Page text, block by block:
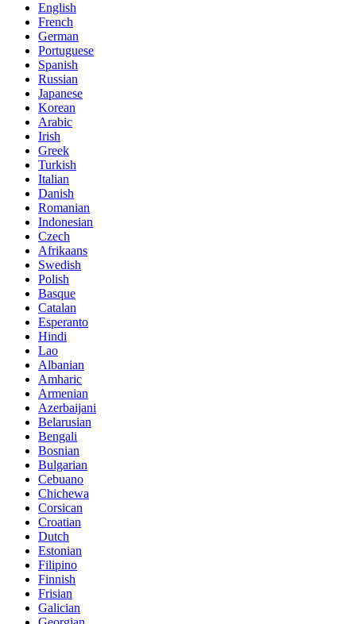
English
French
German
Portuguese
Spanish
Russian
Japanese
Korean
Arabic
Irish
Greek
Turkish
Italian
Danish
Romanian
Indonesian
Czech
Afrikaans
Swedish
Polish
Basque
Catalan
Esperanto
Hindi
Lao
Albanian
Amharic
Armenian
Azerbaijani
Belarusian
Bengali
Bosnian
Bulgarian
Cebuano
Chichewa
Corsican
Croatian
Dutch
Estonian
Filipino
Finnish
Frisian
Galician